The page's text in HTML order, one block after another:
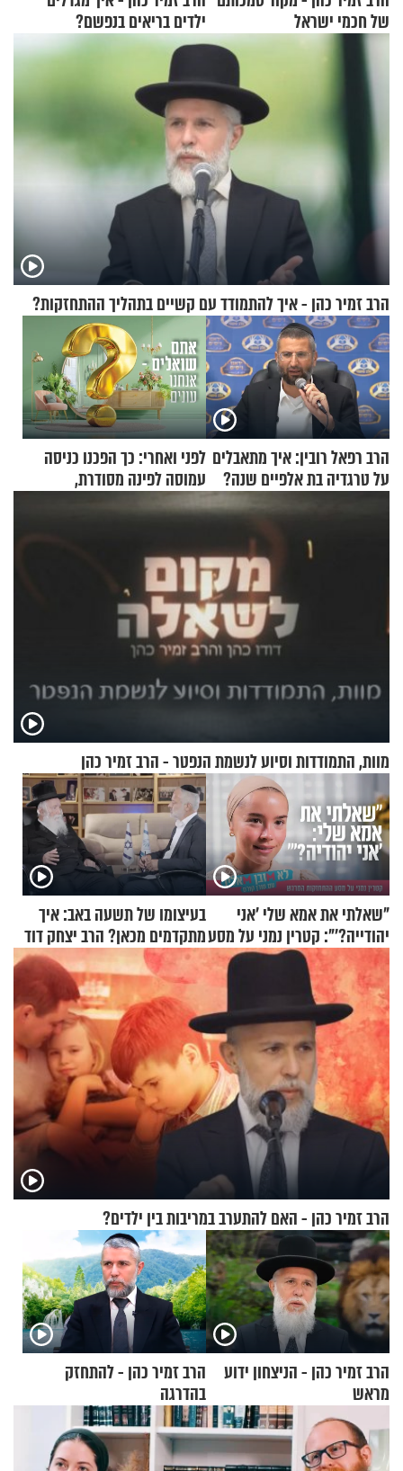
של חכמי ישראל
ילדים בריאים בנפשם?
הרב זמיר כהן - איך להתמודד עם קשיים בתהליך ההתחזקות?
הרב רפאל רובין: איך מתאבלים
על טרגדיה בת אלפיים שנה?
לפני ואחרי: כך הפכנו כניסה
עמוסה לפינה מסודרת,
שימושית ומזמינה
מוות, התמודדות וסיוע לנשמת הנפטר - הרב זמיר כהן
"שאלתי את אמא שלי 'אני
יהודייה?'": קטרין נמני על מסע
ההתחזקות המרגש
בעיצומו של תשעה באב: איך
מתקדמים מכאן? הרב יצחק דוד
גרוסמן בשיחה מיוחדת
הרב זמיר כהן - האם להתערב במריבות בין ילדים?
הרב זמיר כהן - הניצחון ידוע
מראש
הרב זמיר כהן - להתחזק
בהדרגה